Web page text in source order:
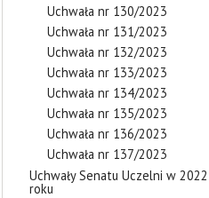
Uchwała nr 130/2023
Uchwała nr 131/2023
Uchwała nr 132/2023
Uchwała nr 133/2023
Uchwała nr 134/2023
Uchwała nr 135/2023
Uchwała nr 136/2023
Uchwała nr 137/2023
Uchwały Senatu Uczelni w 2022
roku